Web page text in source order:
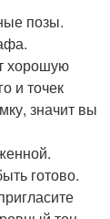
позы.
хорошую
и точек
значит вы
готово.